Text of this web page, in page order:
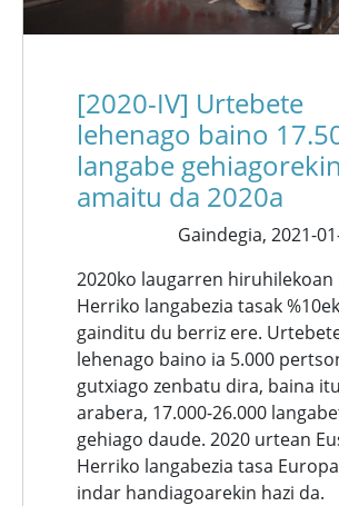
[2020-IV] Urtebete
lehenago baino
langabe gehiagorekin
amaitu da 2020a
Gaindegia, 2021-
2020ko laugarren hiruhilekoan
Herriko langabezia tasak
gainditu du berriz ere.
lehenago baino ia 5.000
gutxiago zenbatu dira, baina
arabera, 17.000-26.000
gehiago daude. 2020 urtean
Herriko langabezia tasa
indar handiagoarekin hazi da.